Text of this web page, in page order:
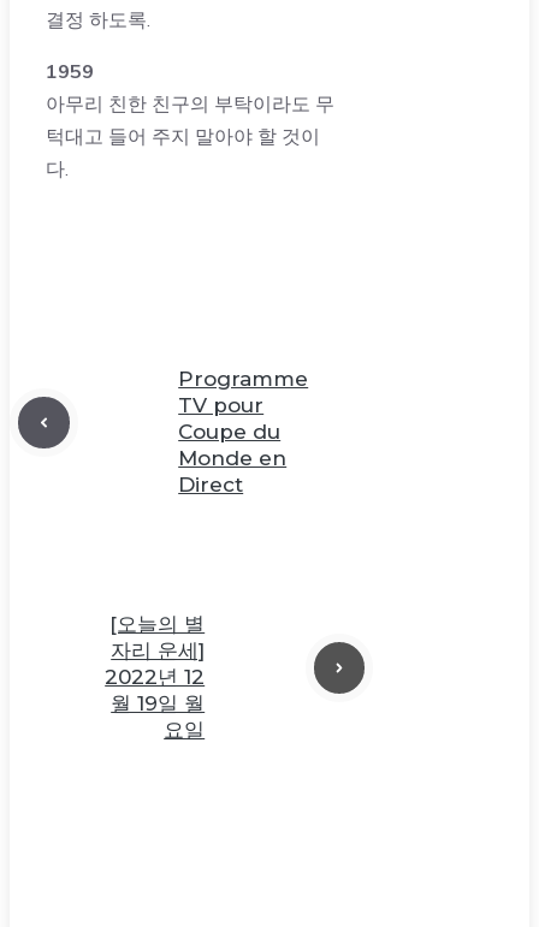
결정 하도록.
1959
아무리 친한 친구의 부탁이라도 무
턱대고 들어 주지 말아야 할 것이
다.
Programme
TV pour
Coupe du
Monde en
Direct
[오늘의 별
자리 운세]
2022년 12
월 19일 월
요일